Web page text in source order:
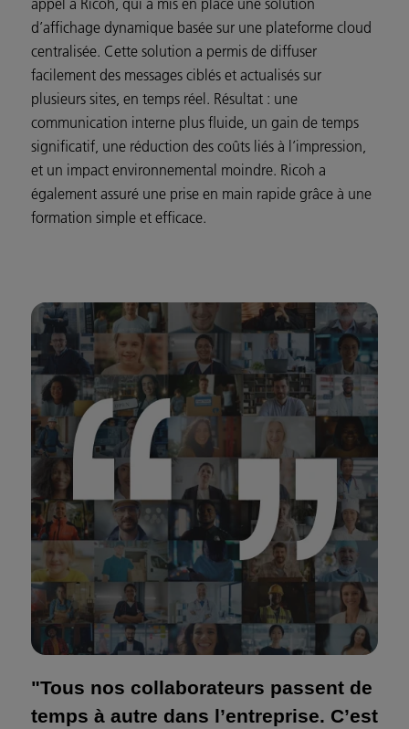
appel à Ricoh, qui a mis en place une solution
d’affichage dynamique basée sur une plateforme cloud
centralisée. Cette solution a permis de diffuser
facilement des messages ciblés et actualisés sur
plusieurs sites, en temps réel. Résultat : une
communication interne plus fluide, un gain de temps
significatif, une réduction des coûts liés à l’impression,
et un impact environnemental moindre. Ricoh a
également assuré une prise en main rapide grâce à une
formation simple et efficace.
"Tous nos collaborateurs passent de
temps à autre dans l’entreprise. C’est